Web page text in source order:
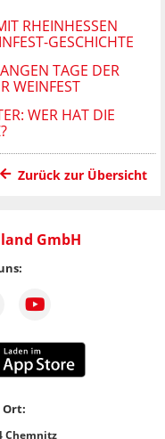
RHEINHESSEN
GESCHICHTE
TAGE DER
WEINFEST
WER HAT DIE
Zurück zur Übersicht
GmbH
Ort:
Chemnitz